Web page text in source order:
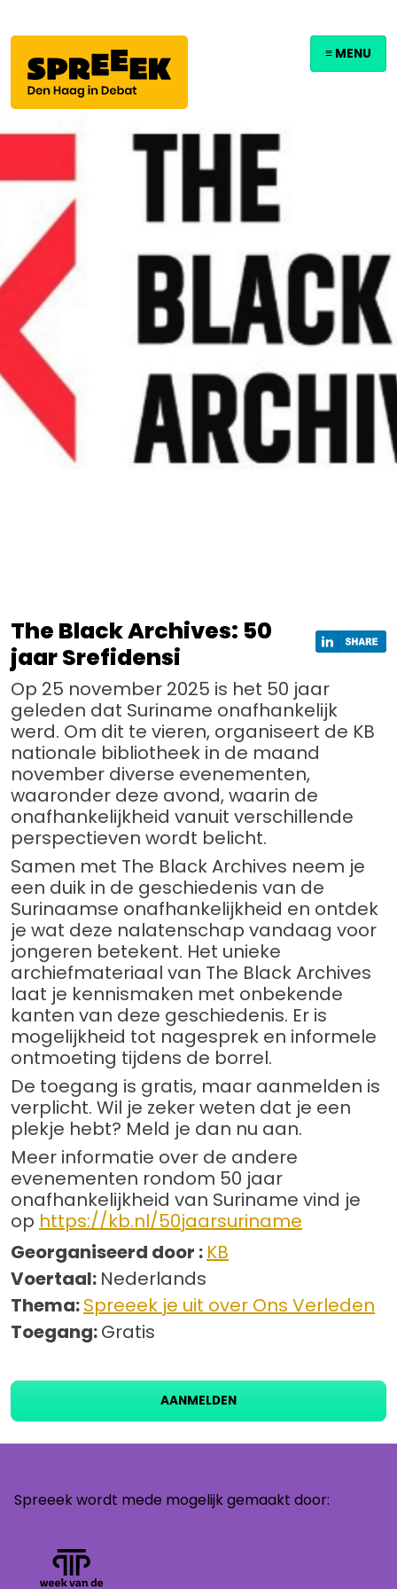
≡ MENU
The Black Archives: 50
jaar Srefidensi
Op 25 november 2025 is het 50 jaar
geleden dat Suriname onafhankelijk
werd. Om dit te vieren, organiseert de KB
nationale bibliotheek in de maand
november diverse evenementen,
waaronder deze avond, waarin de
onafhankelijkheid vanuit verschillende
perspectieven wordt belicht.
Samen met The Black Archives neem je
een duik in de geschiedenis van de
Surinaamse onafhankelijkheid en ontdek
je wat deze nalatenschap vandaag voor
jongeren betekent. Het unieke
archiefmateriaal van The Black Archives
laat je kennismaken met onbekende
kanten van deze geschiedenis. Er is
mogelijkheid tot nagesprek en informele
ontmoeting tijdens de borrel.
De toegang is gratis, maar aanmelden is
verplicht. Wil je zeker weten dat je een
plekje hebt? Meld je dan nu aan.
Meer informatie over de andere
evenementen rondom 50 jaar
onafhankelijkheid van Suriname vind je
op https://kb.nl/50jaarsuriname
Georganiseerd door : KB
Voertaal: Nederlands
Thema:Spreeek je uit over Ons Verleden
Toegang:Gratis
AANMELDEN
Spreeek wordt mede mogelijk gemaakt door: